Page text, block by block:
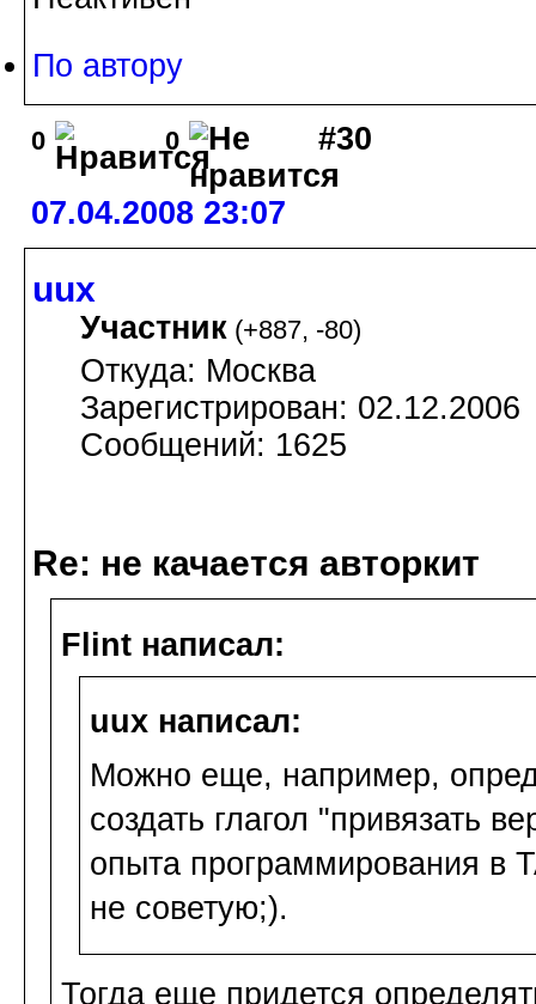
По автору
0 0 #30
07.04.2008 23:07
uux
Участник (+887, -80)
Откуда: Москва
Зарегистрирован: 02.12.2006
Сообщений: 1625
Re: не качается авторкит
Flint написал:
uux написал:
Можно еще, например,
создать глагол "привязать
опыта программирования в
не советую;).
Тогда еще придется